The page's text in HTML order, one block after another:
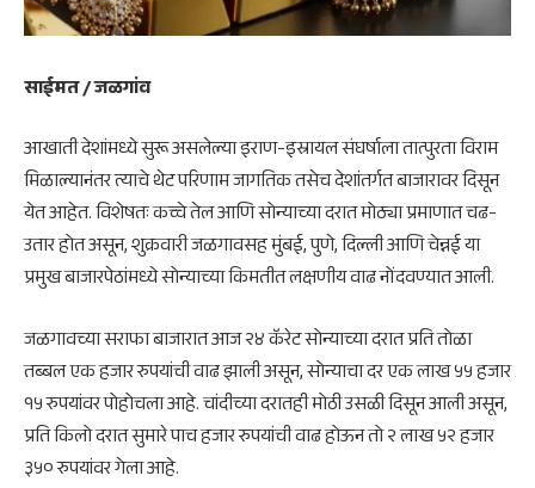
साईमत / जळगांव
आखाती देशांमध्ये सुरू असलेल्या इराण-इस्रायल संघर्षाला तात्पुरता विराम
मिळाल्यानंतर त्याचे थेट परिणाम जागतिक तसेच देशांतर्गत बाजारावर दिसून
येत आहेत. विशेषतः कच्चे तेल आणि सोन्याच्या दरात मोठ्या प्रमाणात चढ-
उतार होत असून, शुक्रवारी जळगावसह मुंबई, पुणे, दिल्ली आणि चेन्नई या
प्रमुख बाजारपेठांमध्ये सोन्याच्या किमतीत लक्षणीय वाढ नोंदवण्यात आली.
जळगावच्या सराफा बाजारात आज २४ कॅरेट सोन्याच्या दरात प्रति तोळा
तब्बल एक हजार रुपयांची वाढ झाली असून, सोन्याचा दर एक लाख ५५ हजार
१५ रुपयांवर पोहोचला आहे. चांदीच्या दरातही मोठी उसळी दिसून आली असून,
प्रति किलो दरात सुमारे पाच हजार रुपयांची वाढ होऊन तो २ लाख ५२ हजार
३५० रुपयांवर गेला आहे.